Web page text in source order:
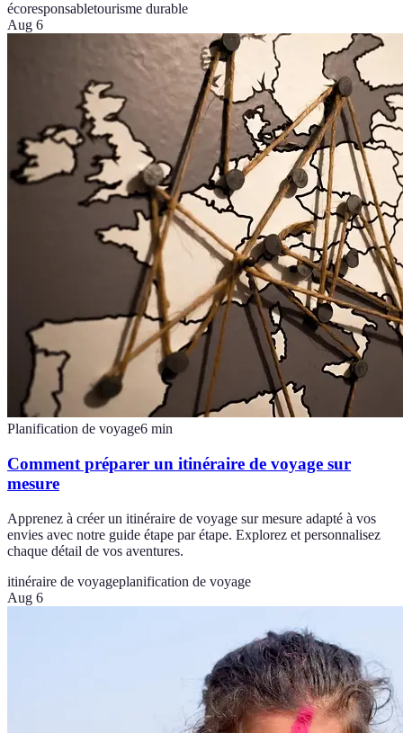
écoresponsabletourisme durable
Aug 6
Planification de voyage6 min
Comment préparer un itinéraire de voyage sur
mesure
Apprenez à créer un itinéraire de voyage sur mesure adapté à vos
envies avec notre guide étape par étape. Explorez et personnalisez
chaque détail de vos aventures.
itinéraire de voyageplanification de voyage
Aug 6